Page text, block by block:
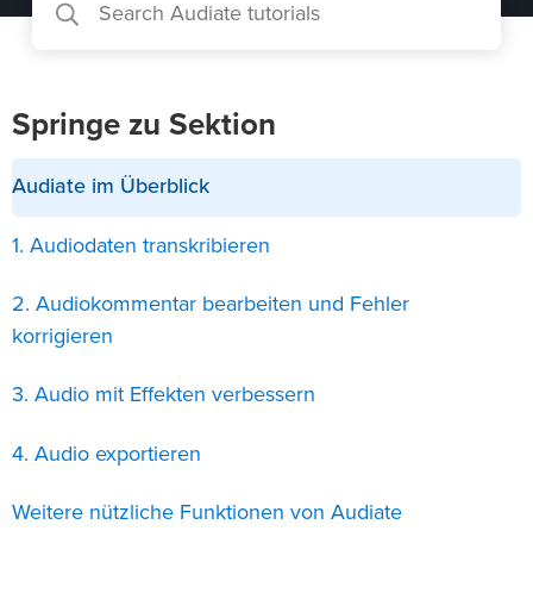
Springe zu Sektion
Audiate im Überblick
1. Audiodaten transkribieren
2. Audiokommentar bearbeiten und Fehler
korrigieren
3. Audio mit Effekten verbessern
4. Audio exportieren
Weitere nützliche Funktionen von Audiate